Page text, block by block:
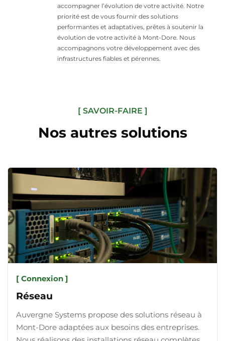
accompagner l’évolution de votre activité. Notre
priorité est de vous fournir des solutions
performantes et adaptatives, prêtes à soutenir la
évolution de votre activité à Mont-Dore. Nous
accompagnons votre développement avec des
infrastructures fiables et pérennes.
[ SAVOIR-FAIRE ]
Nos autres solutions
[ Connexion ]
Réseau
Auvergne Systems propose des solutions réseau à
Mont-Dore adaptées aux besoins des entreprises.